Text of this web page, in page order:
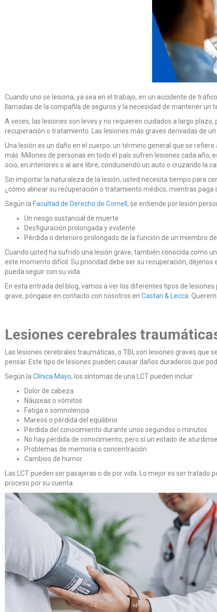
Cuando uno se lesiona, ya sea en el trabajo, en un accidente de
llamadas de la compañía de seguros y la necesidad de mantener un
A veces, las lesiones son leves y no requieren cuidados a largo
recuperación o tratamiento. Las lesiones más graves derivadas de
Una lesión es un daño en el cuerpo, un término general que se
más. Millones de personas en todo el país sufren lesiones cada
ocio, en interiores o al aire libre, conduciendo un auto o cruzando la
Sin importar la naturaleza de la lesión, usted necesita tiempo para
¿cómo alinear su recuperación o tratamiento médico, mientras paga
Según la Facultad de Derecho de Cornell , se entiende por lesión
Un riesgo sustancial de muerte
Desfiguración prolongada y evidente
Pérdida o deterioro prolongado de la función de un miembro
Cuando usted ha sufrido una lesión grave, también conocida como
este momento difícil. Su prioridad debe ser su recuperación,
pueda seguir con su vida.
En esta entrada del blog, vamos a ver los diferentes tipos de
grave, póngase en contacto con nosotros en Castan & Lecca .
Lesiones cerebrales
Las lesiones cerebrales traumáticas, o TBI, son lesiones graves
pensar. Este tipo de lesiones pueden causar daños duraderos que
Según la Clínica Mayo, los síntomas de una LCT pueden incluir:
Dolor de cabeza
Náuseas o vómitos
Fatiga o somnolencia
Mareos o pérdida del equilibrio
Pérdida del conocimiento durante unos segundos o minutos
No hay pérdida de conocimiento, pero sí un estado de
Problemas de memoria o concentración
Cambios de humor
Las LCT pueden ser pasajeras o de por vida. Lo mejor es ser
proceso por su cuenta.